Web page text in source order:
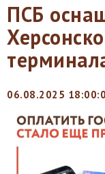
ПСБ
06.08.2025